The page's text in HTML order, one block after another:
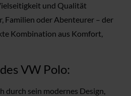
und Qualität
Familien oder Abenteurer – der
Kombination aus Komfort,
VW Polo:
durch sein modernes Design,